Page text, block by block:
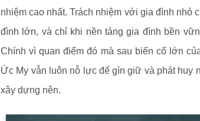
nhiệm cao nhất. Trách nhiệm với gia đình nhỏ
đình lớn, và chỉ khi nền tảng gia đình bền
Chính vì quan điểm đó mà sau biến cố lớn
Ức My vẫn luôn nỗ lực để gìn giữ và phát huy
xây dựng nên.